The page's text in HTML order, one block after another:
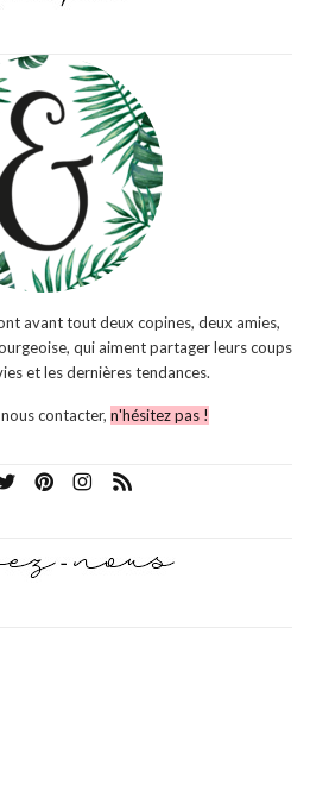
avant tout deux copines, deux amies,
qui aiment partager leurs coups
et les dernières tendances.
contacter, n'hésitez pas !